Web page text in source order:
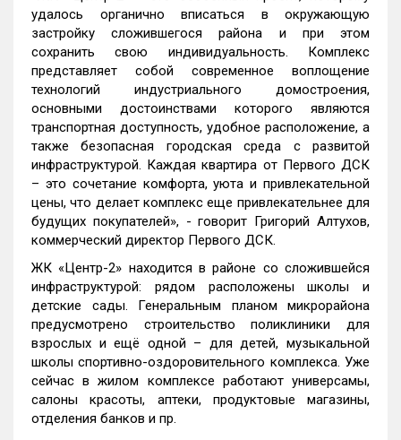
удалось органично вписаться в окружающую
застройку сложившегося района и при этом
сохранить свою индивидуальность. Комплекс
представляет собой современное воплощение
технологий индустриального домостроения,
основными достоинствами которого являются
транспортная доступность, удобное расположение, а
также безопасная городская среда с развитой
инфраструктурой. Каждая квартира от Первого ДСК
– это сочетание комфорта, уюта и привлекательной
цены, что делает комплекс еще привлекательнее для
будущих покупателей», - говорит Григорий Алтухов,
коммерческий директор Первого ДСК.
ЖК «Центр-2» находится в районе со сложившейся
инфраструктурой: рядом расположены школы и
детские сады. Генеральным планом микрорайона
предусмотрено строительство поликлиники для
взрослых и ещё одной – для детей, музыкальной
школы спортивно-оздоровительного комплекса. Уже
сейчас в жилом комплексе работают универсамы,
салоны красоты, аптеки, продуктовые магазины,
отделения банков и пр.